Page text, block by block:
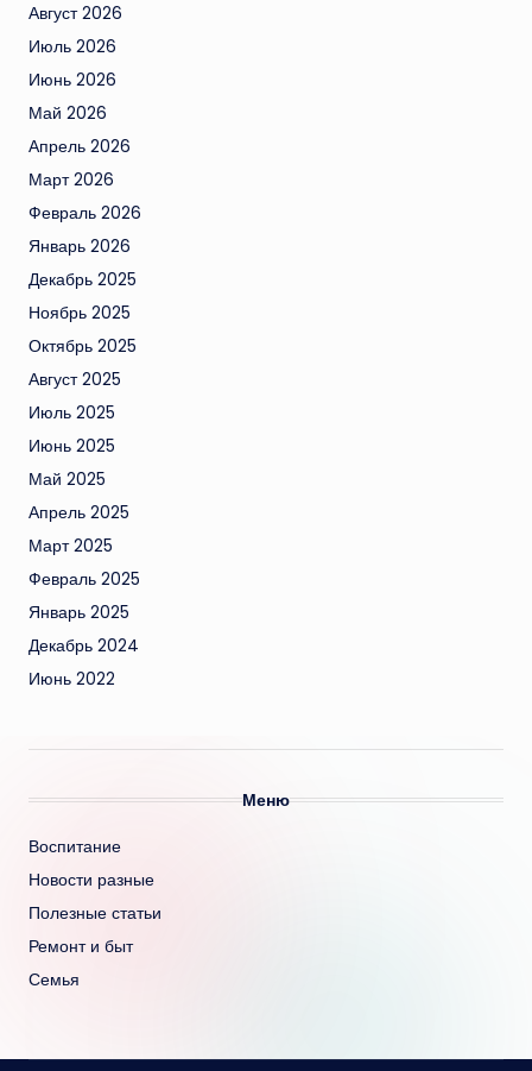
Август 2026
Июль 2026
Июнь 2026
Май 2026
Апрель 2026
Март 2026
Февраль 2026
Январь 2026
Декабрь 2025
Ноябрь 2025
Октябрь 2025
Август 2025
Июль 2025
Июнь 2025
Май 2025
Апрель 2025
Март 2025
Февраль 2025
Январь 2025
Декабрь 2024
Июнь 2022
Меню
Воспитание
Новости разные
Полезные статьи
Ремонт и быт
Семья